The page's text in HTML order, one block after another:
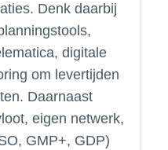
Denk daarbij
digitale
om levertijden
Daarnaast
eigen netwerk,
GMP+, GDP)